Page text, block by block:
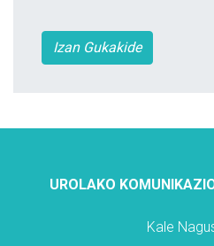
Izan Gukakide
UROLAKO
Kale